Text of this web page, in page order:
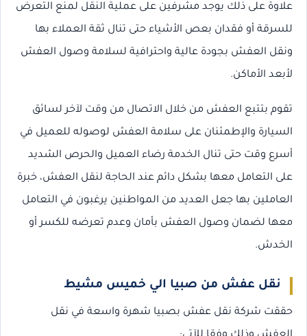
علاوة على ذلك يوجد مشرفين على عملية النقل لمنع التعرض
للسرقة أو فقدان بعص الأشياء حتى تنال ثقة العملاء بها
ونقل العفش بجودة عالية واحترافية لسلامة وصول العفش
لأبعد الأماكن.
تقوم بتتبع العفش من خلال الاتصال من وقت لآخر لسائق
السيارة والإطمئنان على سلامة العفش لوصوله للعميل في
أسرع وقت حتى تنال الخدمة رضاء العميل والحرص الشديد
على التعامل معها بشكل دائم عند الحاجة لنقل العفش، خبرة
العاملين بها جعل العديد من المواطنين يرغبون في التعامل
معها لضمان وصول العفش بأمان وعدم تعرضه للكسر أو
الخدش.
نقل عفش من صبيا الي خميس مشيط
حققت شركة نقل عفش بصبيا شهرة واسعة في نقل